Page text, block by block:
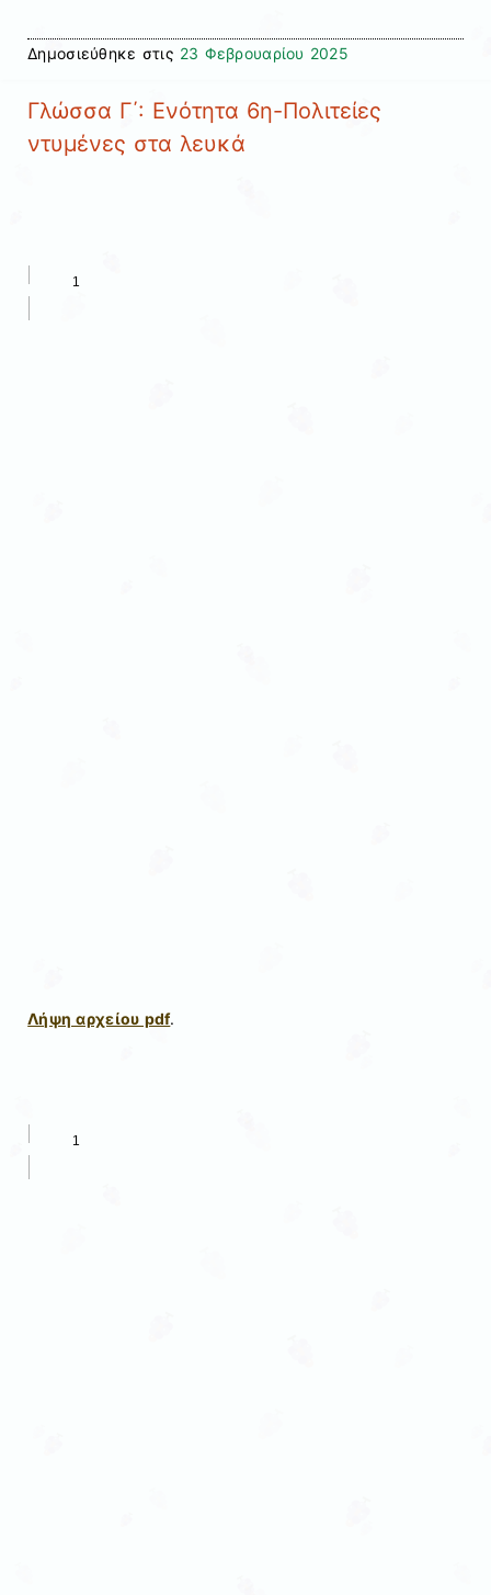
Δημοσιεύθηκε στις 23 Φεβρουαρίου 2025
Γλώσσα Γ΄: Ενότητα 6η-Πολιτείες
ντυμένες στα λευκά
Λήψη αρχείου pdf.